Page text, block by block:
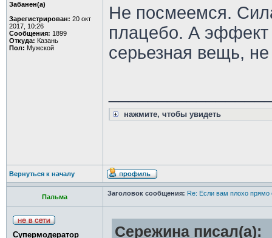
Забанен(а)
Зарегистрирован: 20 окт
2017, 10:26
Сообщения: 1899
Откуда: Казань
Пол: Мужской
Не посмеемся.
плацебо. А эффект
серьезная вещь,
нажмите, чтобы увидеть
Вернуться к началу
Пальма Заголовок сообщения: Re: Если вам плохо прямо
Супермодератор Сережина писал(а):